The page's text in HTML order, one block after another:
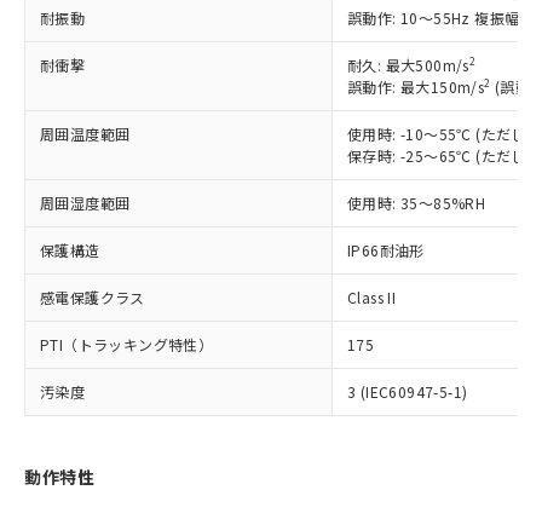
耐振動 誤動作: 10～55Hz 複振幅
耐衝撃 耐久: 最大500m/s2
誤動作: 最大150m/s2 (誤動
周囲温度範囲
使用時: -10～55℃ (ただし
保存時: -25～65℃ (ただし
周囲湿度範囲 使用時: 35～85%RH
保護構造 IP66耐油形
感電保護クラス Class II
PTI（トラッキング特性） 175
汚染度 3 (IEC60947-5-1)
動作特性
本サービスは、当社制御機器事業取扱
(税抜)を提供させていただくもので
当社制御機器事業取扱商品の中には、
本サービスの対象外となる商品もある
ことをご了承ください。
在庫状況および標準価格照会結果は、
記載している更新日時点での社内デー
タに基づき作成されるものであり、閲
覧された時点での実際の在庫および標
準価格とは異なる場合があることをご
正式な納期状況および標準価格はお客
様のお取引先、またはお客様担当のオ
ムロン制御機器販売店・当社販売員に
調査・確認中：EU RoHS指令（10物質）の
非含有の対応状況を調査中または確認中の
非該当品：ライセンス料など無形物で、有
害物質有無と関係のない商品です。
仕入先様の事情により、非含有部品として
いたものが、含有品と判明した場合などや
むを得ず変更することがあります。
*EU RoHS指令（10物質）：
鉛(Pb) 1000ppm以下、 水銀(Hg) 1000ppm以下、 カド
六価クロム(Cr(Ⅵ)) 1000ppm以下、ポリ臭化ビフェニル
(PBDE) 1000ppm以下、フタル酸ビス(2-エチルヘキシ
ル) (DEHP)(別名：DOP) 1000ppm以下、フタル酸ブチ
ルベンジル（BBP） 1000ppm以下、フタル酸ジブチル
（DBP） 1000ppm以下、フタル酸ジイソブチル
「○」：最大均質材料含有率が中国RoHSの
基準値以下であることを示します。
「×」：最大均質材料含有率が中国RoHSの
基準値を超えていることを示します。
「－」：未確認です。当社販売部門へお問
い合わせください。
*中国RoHS10物質の基準値 (GB/T26572)：
ム) : 100ppm、
Cr(Ⅵ)(六価クロム) : 1000ppm、 PBBs(ポリ臭化ビフェ
ニル類) : 1000ppm、 PBDEs(ポリ臭化ジフェニルエーテ
ル類) : 1000ppm、
DBP(フタル酸ジブチル) : 1000ppm、 DIBP(フタル酸ジ
イソブチル) : 1000ppm、 BBP(フタル酸ブチルベンジ
当社は、これら貴社製品のうち、外国
為替および外国貿易法に定める商品
（以下｢規制貨物等」という）を輸出
または国外への提供する場合は、日本
国政府の輸出許可(または役務取引許
可)を取得するなどの必要な手続きを
当社は規制貨物を破棄する場合は、完
全に破砕するなど、違法に輸出されな
いよう必要な手段を講じます。
○ 一定数以上の在庫あり
一定数には満たないが在庫あり